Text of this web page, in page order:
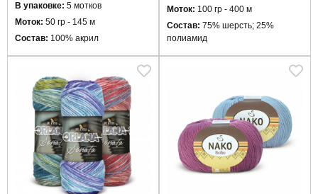
В упаковке: 5 мотков
Моток: 50 гр - 145 м
Состав: 100% акрил
Моток: 100 гр - 400 м
Состав: 75% шерсть; 25%
полиамид